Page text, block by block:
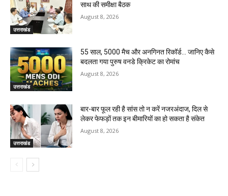
उत्तराखंड
साथ की समीक्षा बैठक
August 8, 2026
उत्तराखंड
55 साल, 5000 मैच और अनगिनत रिकॉर्ड… जानिए कैसे
बदलता गया पुरुष वनडे क्रिकेट का रोमांच
August 8, 2026
उत्तराखंड
बार-बार फूल रही है सांस तो न करें नजरअंदाज, दिल से
लेकर फेफड़ों तक इन बीमारियों का हो सकता है संकेत
August 8, 2026